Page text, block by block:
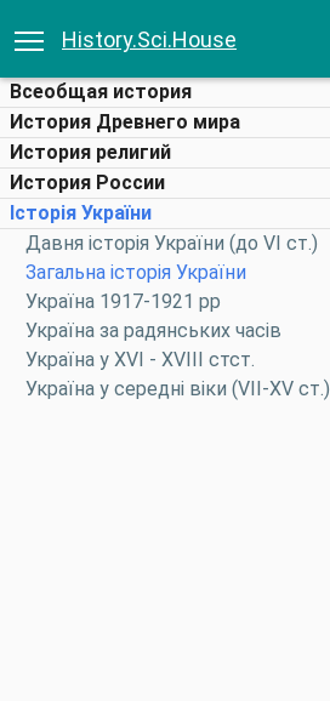
History.Sci.House
Всеобщая история
История Древнего мира
История религий
История России
Історія України
Давня історія України (до VI ст.)
Загальна історія України
Україна 1917-1921 рр
Україна за радянських часів
Україна у XVI - XVIII стст.
Україна у середні віки (VII-XV ст.)